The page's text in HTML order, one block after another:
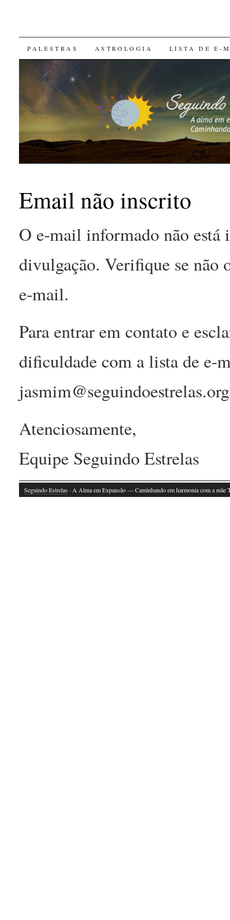
SKIP
CONTENT
PALESTRAS ASTROLOGIA LISTA DE E-
Email não inscrito
O e-mail informado não está
divulgação. Verifique se não
e-mail.
Para entrar em contato e
dificuldade com a lista de e-
Atenciosamente,
Equipe Seguindo Estrelas
Seguindo Estrelas · A Alma em Expansão — Caminhando em harmonia com a mãe